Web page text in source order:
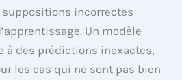
incorrectes
Un modèle
à des prédictions inexactes,
les cas qui ne sont pas bien